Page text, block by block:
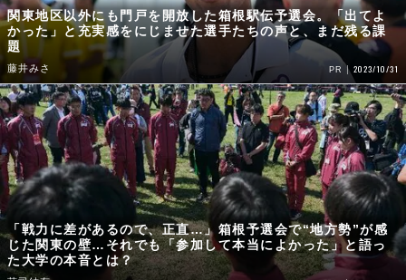
関東地区以外にも門戸を開放した箱根駅伝予選会。「出てよ
かった」と充実感をにじませた選手たちの声と、まだ残る課
題
藤井みさ PR 2023/10/31
「戦力に差があるので、正直…」箱根予選会で“地方勢”が感
じた関東の壁…それでも「参加して本当によかった」と語っ
た大学の本音とは？